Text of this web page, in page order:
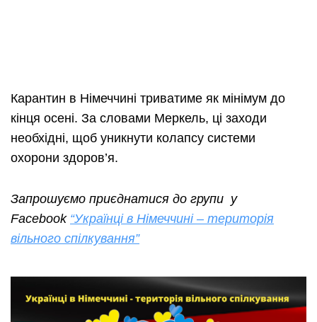
Карантин в Німеччині триватиме як мінімум до
кінця осені. За словами Меркель, ці заходи
необхідні, щоб уникнути колапсу системи
охорони здоров’я.
Запрошуємо приєднатися до групи у
Facebook “Українці в Німеччині – територія
вільного спілкування”